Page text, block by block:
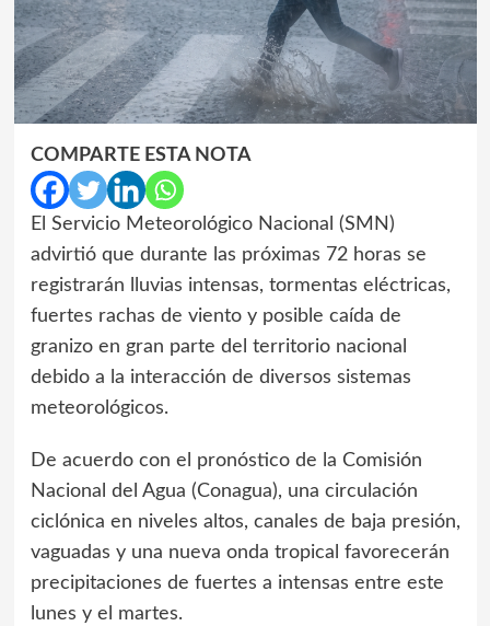
COMPARTE ESTA NOTA
El Servicio Meteorológico Nacional (SMN)
advirtió que durante las próximas 72 horas se
registrarán lluvias intensas, tormentas eléctricas,
fuertes rachas de viento y posible caída de
granizo en gran parte del territorio nacional
debido a la interacción de diversos sistemas
meteorológicos.
De acuerdo con el pronóstico de la Comisión
Nacional del Agua (Conagua), una circulación
ciclónica en niveles altos, canales de baja presión,
vaguadas y una nueva onda tropical favorecerán
precipitaciones de fuertes a intensas entre este
lunes y el martes.